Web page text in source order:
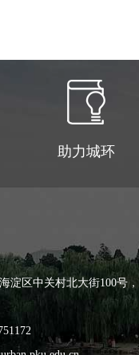
助力城环
淀区中关村北大街100号